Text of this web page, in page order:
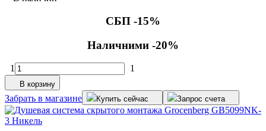
СБП -15%
Наличними -20%
1 1
В корзину
Забрать в магазине Купить сейчас Запрос счета